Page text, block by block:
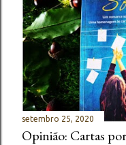
setembro 25, 2020
Opinião: Cartas